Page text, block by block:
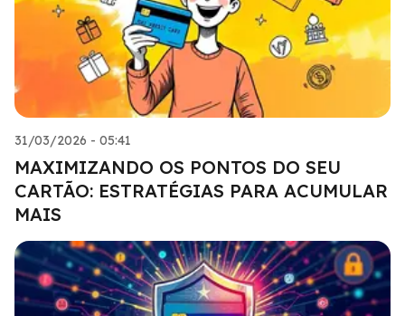
31/03/2026 - 05:41
MAXIMIZANDO OS PONTOS DO SEU
CARTÃO: ESTRATÉGIAS PARA ACUMULAR
MAIS